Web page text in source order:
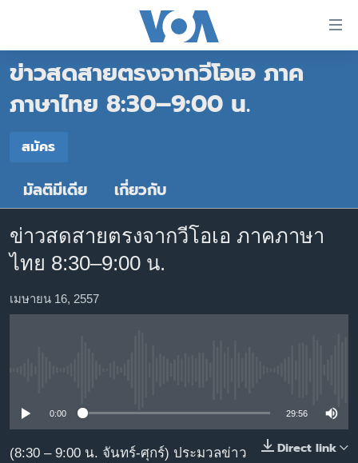
ต่อ
ไป
หลัก
หน้า
หลัก
ข้าม
ไป
การ
หน้าหลัก
โลก
เอเชีย
ไทย
ธุรกิจ
วิทยาศาสตร์
ไลฟ์สไตล์
ติดตามเรา
ข่าวสดสายตรงจากวีโอเอ ภาค
ภาษาไทย 8:30–9:00 น.
สมัคร
สมัคร
มัลติมีเดีย เกี่ยวกับ
ข่าวสดสายตรงจากวีโอเอ ภาคภาษา
ไทย 8:30–9:00 น.
เมษายน 16, 2557
0:00 29:56
Direct link
(8:30 – 9:00 น. จันทร์-ศุกร์) ประมวลข่าว